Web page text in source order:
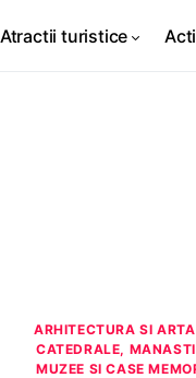
Atractii turistice
ARHITECTURA SI
CATEDRALE,
MUZEE SI CASE